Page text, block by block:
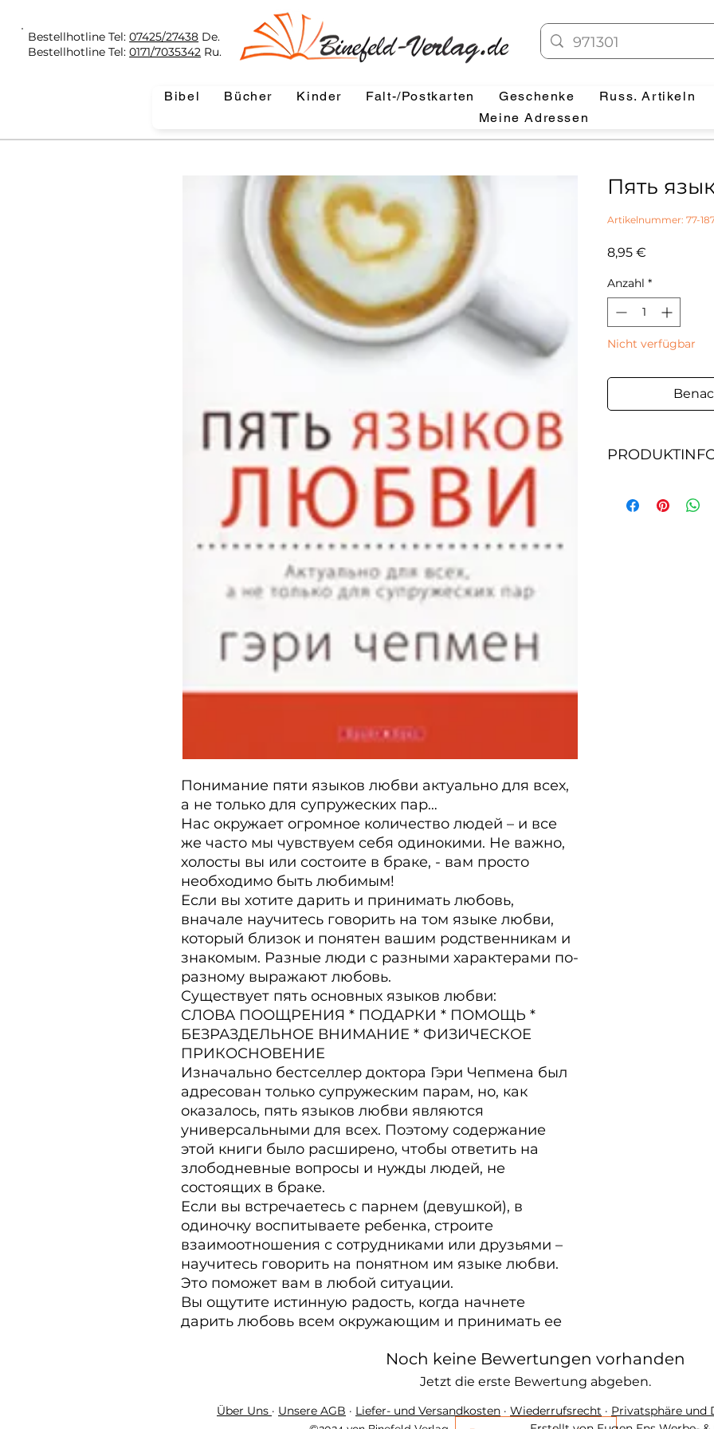
Bestellhotline Tel:07425/27438 De.
Bestellhotline Tel:0171/7035342 Ru.
Bibel Bücher Kinder Falt-/Postkarten Geschenke Russ. Artikeln
Meine Adressen
Понимание пяти языков любви актуально для всех,
а не только для супружеских пар…
Нас окружает огромное количество людей – и все
же часто мы чувствуем себя одинокими. Не важно,
холосты вы или состоите в браке, - вам просто
необходимо быть любимым!
Если вы хотите дарить и принимать любовь,
вначале научитесь говорить на том языке любви,
который близок и понятен вашим родственникам и
знакомым. Разные люди с разными характерами по-
разному выражают любовь.
Существует пять основных языков любви:
СЛОВА ПООЩРЕНИЯ * ПОДАРКИ * ПОМОЩЬ *
БЕЗРАЗДЕЛЬНОЕ ВНИМАНИЕ * ФИЗИЧЕСКОЕ
ПРИКОСНОВЕНИЕ
Изначально бестселлер доктора Гэри Чепмена был
адресован только супружеским парам, но, как
оказалось, пять языков любви являются
универсальными для всех. Поэтому содержание
этой книги было расширено, чтобы ответить на
злободневные вопросы и нужды людей, не
состоящих в браке.
Если вы встречаетесь с парнем (девушкой), в
одиночку воспитываете ребенка, строите
взаимоотношения с сотрудниками или друзьями –
научитесь говорить на понятном им языке любви.
Это поможет вам в любой ситуации.
Вы ощутите истинную радость, когда начнете
дарить любовь всем окружающим и принимать ее
Пять
Artikelnummer: 77-
8,95 €
Anzahl *
Nicht verfügbar
всех, а не
Noch keine Bewertungen vorhanden
Jetzt die erste Bewertung abgeben.
Über Uns · Unsere AGB · Liefer- und Versandkosten · Wiederrufsrecht · Privatsphäre und